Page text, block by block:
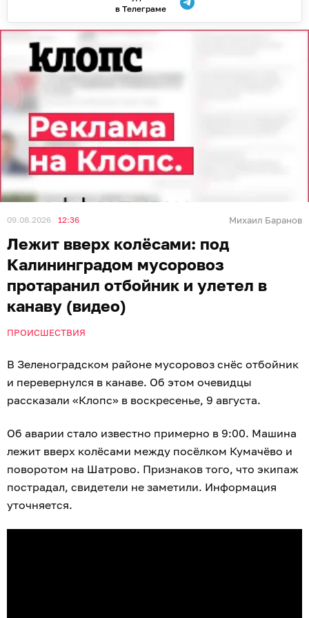
в Телеграме
09.08.2026 12:36 Михаил Баранов
Лежит вверх колёсами: под
Калининградом мусоровоз
протаранил отбойник и улетел в
канаву (видео)
ПРОИСШЕСТВИЯ
В Зеленоградском районе мусоровоз снёс отбойник
и перевернулся в канаве. Об этом очевидцы
рассказали «Клопс» в воскресенье, 9 августа.
Об аварии стало известно примерно в 9:00. Машина
лежит вверх колёсами между посёлком Кумачёво и
поворотом на Шатрово. Признаков того, что экипаж
пострадал, свидетели не заметили. Информация
уточняется.